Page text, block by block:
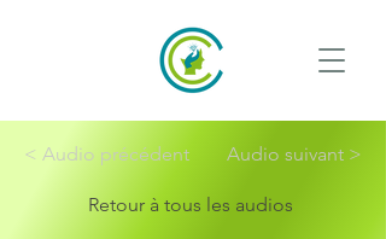
< Audio précédent Audio suivant >
Retour à tous les audios